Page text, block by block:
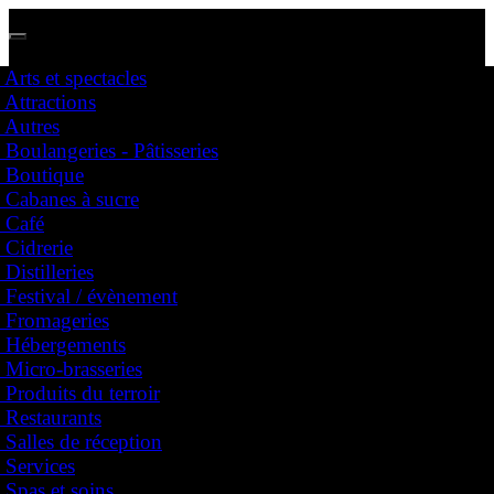
Arts et spectacles
Attractions
Autres
Boulangeries - Pâtisseries
Boutique
Cabanes à sucre
Café
Cidrerie
Distilleries
Festival / évènement
Fromageries
Hébergements
Micro-brasseries
Produits du terroir
Restaurants
Salles de réception
Services
Nous avons des représentants partout au Québec !
Dites nous dans quelle région vous vous situez et prenez contact avec votre représentant
Festival
Arts et spectacles
Attractions
Autres
Boulangeries - Pâtisseries
Boutique
Cabanes à sucre
Café
Cidrerie
Distilleries
Festival / évènement
Fromageries
Hébergements